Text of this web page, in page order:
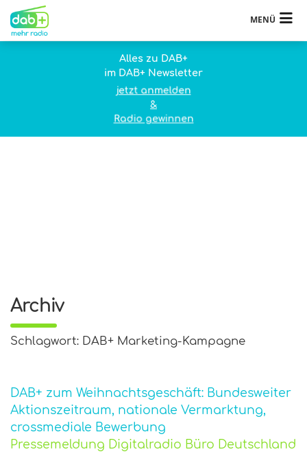
MENÜ
Alles zu DAB+
im DAB+ Newsletter
jetzt anmelden
&
Radio gewinnen
Archiv
Schlagwort: DAB+ Marketing-Kampagne
DAB+ zum Weihnachtsgeschäft: Bundesweiter
Aktionszeitraum, nationale Vermarktung,
crossmediale Bewerbung
Pressemeldung Digitalradio Büro Deutschland